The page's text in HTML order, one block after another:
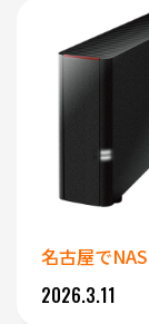
2026.3.11